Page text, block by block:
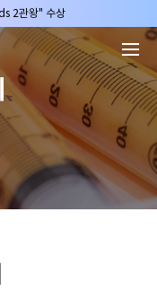
2관왕" 수상
관상" 수상!
정상진료
2관왕" 수상
관상" 수상!